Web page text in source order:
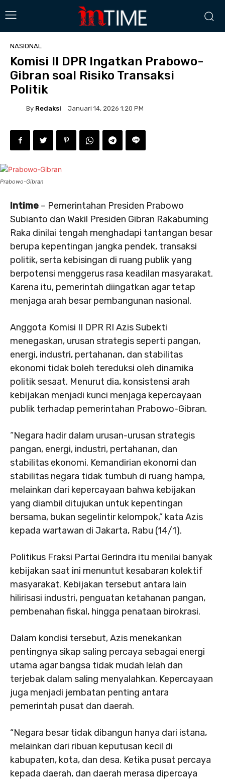
NASIONAL
Komisi II DPR Ingatkan Prabowo-
Gibran soal Risiko Transaksi
Politik
By Redaksi Januari 14, 2026 1:20 PM
Prabowo-Gibran
Intime – Pemerintahan Presiden Prabowo
Subianto dan Wakil Presiden Gibran Rakabuming
Raka dinilai tengah menghadapi tantangan besar
berupa kepentingan jangka pendek, transaksi
politik, serta kebisingan di ruang publik yang
berpotensi menggerus rasa keadilan masyarakat.
Karena itu, pemerintah diingatkan agar tetap
menjaga arah besar pembangunan nasional.
Anggota Komisi II DPR RI Azis Subekti
menegaskan, urusan strategis seperti pangan,
energi, industri, pertahanan, dan stabilitas
ekonomi tidak boleh tereduksi oleh dinamika
politik sesaat. Menurut dia, konsistensi arah
kebijakan menjadi kunci menjaga kepercayaan
publik terhadap pemerintahan Prabowo-Gibran.
“Negara hadir dalam urusan-urusan strategis
pangan, energi, industri, pertahanan, dan
stabilitas ekonomi. Kemandirian ekonomi dan
stabilitas negara tidak tumbuh di ruang hampa,
melainkan dari kepercayaan bahwa kebijakan
yang diambil ditujukan untuk kepentingan
bersama, bukan segelintir kelompok,” kata Azis
kepada wartawan di Jakarta, Rabu (14/1).
Politikus Fraksi Partai Gerindra itu menilai banyak
kebijakan saat ini menuntut kesabaran kolektif
masyarakat. Kebijakan tersebut antara lain
hilirisasi industri, penguatan ketahanan pangan,
pembenahan fiskal, hingga penataan birokrasi.
Dalam kondisi tersebut, Azis menekankan
pentingnya sikap saling percaya sebagai energi
utama agar bangsa tidak mudah lelah dan
terjebak dalam saling menyalahkan. Kepercayaan
juga menjadi jembatan penting antara
pemerintah pusat dan daerah.
“Negara besar tidak dibangun hanya dari istana,
melainkan dari ribuan keputusan kecil di
kabupaten, kota, dan desa. Ketika pusat percaya
kepada daerah, dan daerah merasa dipercaya